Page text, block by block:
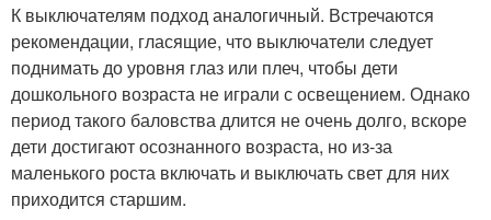
К выключателям подход аналогичный. Встречаются
рекомендации, гласящие, что выключатели следует
поднимать до уровня глаз или плеч, чтобы дети
дошкольного возраста не играли с освещением. Однако
период такого баловства длится не очень долго, вскоре
дети достигают осознанного возраста, но из-за
маленького роста включать и выключать свет для них
приходится старшим.